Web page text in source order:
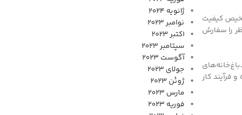
کیفیت
را سفارش
کار
ژانویه 2024
نوامبر 2023
اکتبر 2023
سپتامبر 2023
آگوست 2023
جولای 2023
ژوئن 2023
مارس 2023
فوریه 2023